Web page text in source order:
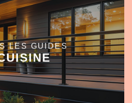
LES GUIDES
EN SAVOIR +